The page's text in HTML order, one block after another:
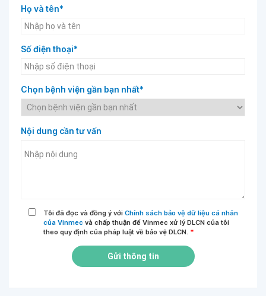
Họ và tên*
Số điện thoại*
Chọn bệnh viện gần bạn nhất*
Nội dung cần tư vấn
Tôi đã đọc và đồng ý với Chính sách bảo vệ dữ liệu cá nhân
của Vinmec và chấp thuận để Vinmec xử lý DLCN của tôi
theo quy định của pháp luật về bảo vệ DLCN. *
Gửi thông tin